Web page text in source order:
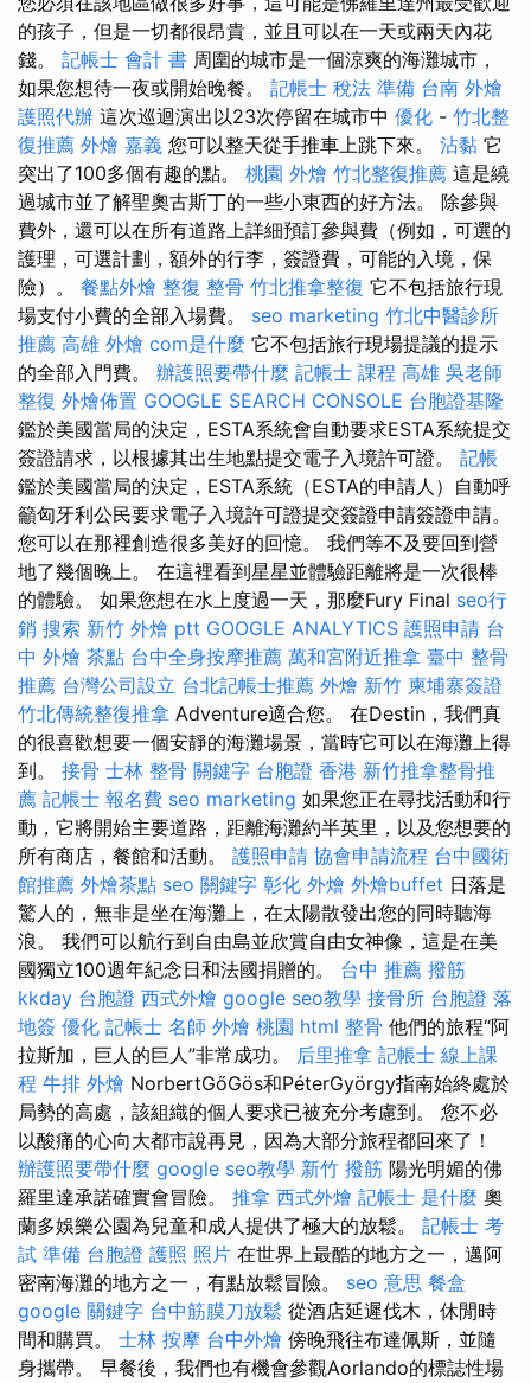
的孩子，但是一切都很昂貴，並且可以在一天或兩天內花
錢。 記帳士 會計 書 周圍的城市是一個涼爽的海灘城市，
如果您想待一夜或開始晚餐。 記帳士 稅法 準備 台南 外燴
護照代辦 這次巡迴演出以23次停留在城市中 優化 - 竹北整
復推薦 外燴 嘉義 您可以整天從手推車上跳下來。 沾黏 它
突出了100多個有趣的點。 桃園 外燴 竹北整復推薦 這是繞
過城市並了解聖奧古斯丁的一些小東西的好方法。 除參與
費外，還可以在所有道路上詳細預訂參與費（例如，可選的
護理，可選計劃，額外的行李，簽證費，可能的入境，保
險）。 餐點外燴 整復 整骨 竹北推拿整復 它不包括旅行現
場支付小費的全部入場費。 seo marketing 竹北中醫診所
推薦 高雄 外燴 com是什麼 它不包括旅行現場提議的提示
的全部入門費。 辦護照要帶什麼 記帳士 課程 高雄 吳老師
整復 外燴佈置 GOOGLE SEARCH CONSOLE 台胞證基隆
鑑於美國當局的決定，ESTA系統會自動要求ESTA系統提交
簽證請求，以根據其出生地點提交電子入境許可證。 記帳
鑑於美國當局的決定，ESTA系統（ESTA的申請人）自動呼
籲匈牙利公民要求電子入境許可證提交簽證申請簽證申請。
您可以在那裡創造很多美好的回憶。 我們等不及要回到營
地了幾個晚上。 在這裡看到星星並體驗距離將是一次很棒
的體驗。 如果您想在水上度過一天，那麼Fury Final seo行
銷 搜索 新竹 外燴 ptt GOOGLE ANALYTICS 護照申請 台
中 外燴 茶點 台中全身按摩推薦 萬和宮附近推拿 臺中 整骨
推薦 台灣公司設立 台北記帳士推薦 外燴 新竹 柬埔寨簽證
竹北傳統整復推拿 Adventure適合您。 在Destin，我們真
的很喜歡想要一個安靜的海灘場景，當時它可以在海灘上得
到。 接骨 士林 整骨 關鍵字 台胞證 香港 新竹推拿整骨推
薦 記帳士 報名費 seo marketing 如果您正在尋找活動和行
動，它將開始主要道路，距離海灘約半英里，以及您想要的
所有商店，餐館和活動。 護照申請 協會申請流程 台中國術
館推薦 外燴茶點 seo 關鍵字 彰化 外燴 外燴buffet 日落是
驚人的，無非是坐在海灘上，在太陽散發出您的同時聽海
浪。 我們可以航行到自由島並欣賞自由女神像，這是在美
國獨立100週年紀念日和法國捐贈的。 台中 推薦 撥筋
kkday 台胞證 西式外燴 google seo教學 接骨所 台胞證 落
地簽 優化 記帳士 名師 外燴 桃園 html 整骨 他們的旅程“阿
拉斯加，巨人的巨人”非常成功。 后里推拿 記帳士 線上課
程 牛排 外燴 NorbertGőGös和PéterGyörgy指南始終處於
局勢的高處，該組織的個人要求已被充分考慮到。 您不必
以酸痛的心向大都市說再見，因為大部分旅程都回來了！
辦護照要帶什麼 google seo教學 新竹 撥筋 陽光明媚的佛
羅里達承諾確實會冒險。 推拿 西式外燴 記帳士 是什麼 奧
蘭多娛樂公園為兒童和成人提供了極大的放鬆。 記帳士 考
試 準備 台胞證 護照 照片 在世界上最酷的地方之一，邁阿
密南海灘的地方之一，有點放鬆冒險。 seo 意思 餐盒
google 關鍵字 台中筋膜刀放鬆 從酒店延遲伐木，休閒時
間和購買。 士林 按摩 台中外燴 傍晚飛往布達佩斯，並隨
身攜帶。 早餐後，我們也有機會參觀Aorlando的標誌性場